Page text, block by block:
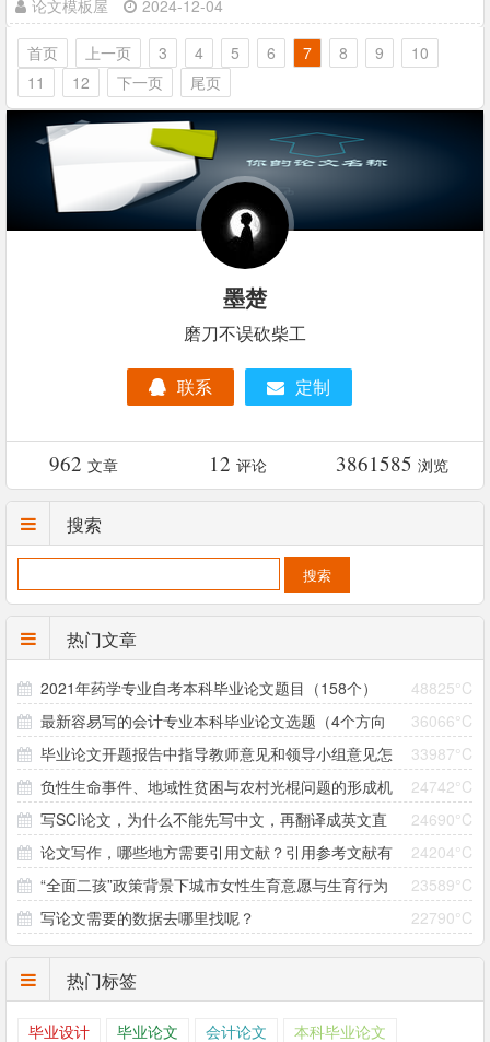
论文模板屋 2024-12-04
首页 上一页 3 4 5 6 7 8 9
10
11
12 下一页 尾页
墨楚
磨刀不误砍柴工
联系 定制
962 文章 12 评论 3861585 浏览
搜索
热门文章
48825°C
2021年药学专业自考本科毕业论文题目（158个）
36066°C
最新容易写的会计专业本科毕业论文选题（4个方向
33个题目）
33987°C
毕业论文开题报告中指导教师意见和领导小组意见怎
么写？
24742°C
负性生命事件、地域性贫困与农村光棍问题的形成机
制研究 ——以大别山村为个案
24690°C
写SCI论文，为什么不能先写中文，再翻译成英文直
接投稿？
24204°C
论文写作，哪些地方需要引用文献？引用参考文献有
哪些注意事项？
23589°C
“全面二孩”政策背景下城市女性生育意愿与生育行为
差异研究
22790°C
写论文需要的数据去哪里找呢？
热门标签
毕业设计 毕业论文 会计论文 本科毕业论文